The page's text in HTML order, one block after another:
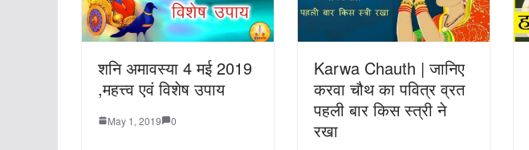
शनि अमावस्या 4 मई 2019
,महत्त्व एवं विशेष उपाय
May 1, 2019 0
Karwa Chauth | जानिए
करवा चौथ का पवित्र व्रत
पहली बार किस स्त्री ने
रखा